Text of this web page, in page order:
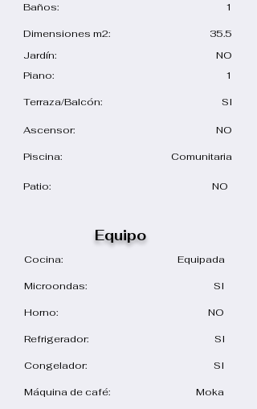
Baños: 1
​Dimensiones m2:
35.5
​Jardín:
NO
Piano:
1
​Terraza/Balcón: SI
Ascensor: NO
​Piscina: Comunitaria
Patio: NO
Equipo
Cocina: Equipada
Microondas: SI
Horno: NO
​Refrigerador: SI
Congelador: SI
Moka
Máquina de café: